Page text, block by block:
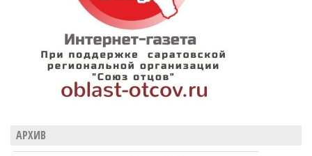
АРХИВ